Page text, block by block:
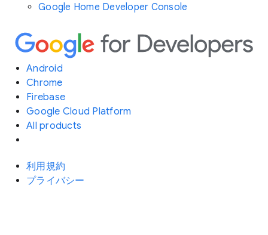
Google Home Developer Console
Android
Chrome
Firebase
Google Cloud Platform
All products
利用規約
プライバシー